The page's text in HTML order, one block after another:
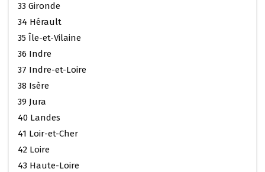
33 Gironde
34 Hérault
35 Île-et-Vilaine
36 Indre
37 Indre-et-Loire
38 Isère
39 Jura
40 Landes
41 Loir-et-Cher
42 Loire
43 Haute-Loire